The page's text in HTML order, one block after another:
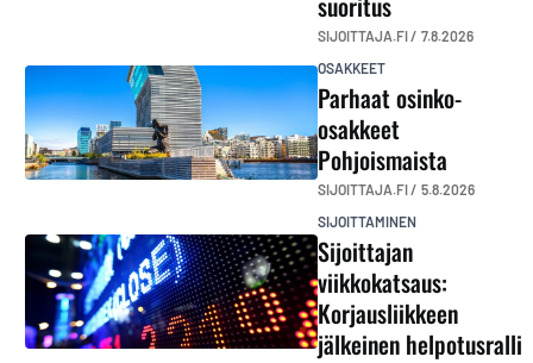
SIJOITTAJA.FI / 7.8.2026
OSAKKEET
Parhaat osinko-
osakkeet
Pohjoismaista
SIJOITTAJA.FI / 5.8.2026
SIJOITTAMINEN
Sijoittajan
viikkokatsaus:
Korjausliikkeen
jälkeinen helpotusralli